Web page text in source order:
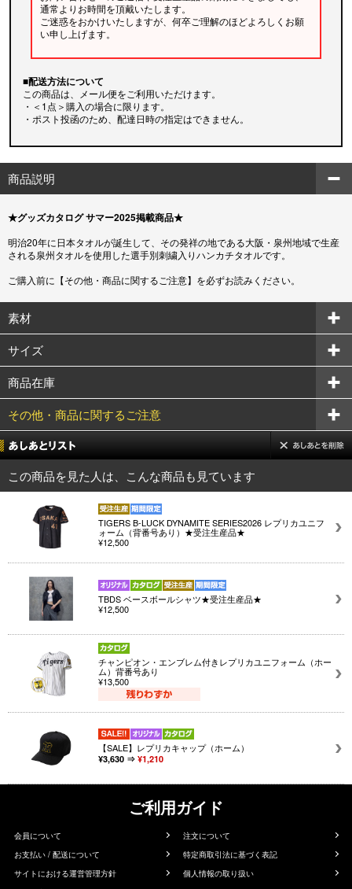
通常よりお時間を頂戴いたします。
ご迷惑をおかけいたしますが、何卒ご理解のほどよろしくお願
い申し上げます。
■配送方法について
この商品は、メール便をご利用いただけます。
・＜1点＞購入の場合に限ります。
・ポスト投函のため、配達日時の指定はできません。
商品説明
★グッズカタログ サマー2025掲載商品★
明治20年に日本タオルが誕生して、その発祥の地である大阪・泉州地域で生産
される泉州タオルを使用した選手別刺繍入りハンカチタオルです。
ご購入前に【その他・商品に関するご注意】を必ずお読みください。
素材
サイズ
商品在庫
その他・商品に関するご注意
この商品を見た人は、こんな商品も見ています
TIGERS B-LUCK DYNAMITE SERIES2026 レプリカユニフ
ォーム（背番号あり）★受注生産品★
¥12,500
TBDS ベースボールシャツ★受注生産品★
¥12,500
チャンピオン・エンブレム付きレプリカユニフォーム（ホー
ム）背番号あり
¥13,500
【SALE】レプリカキャップ（ホーム）
¥3,630 ⇒ ¥1,210
ご利用ガイド
会員について
注文について
お支払い / 配送について
特定商取引法に基づく表記
サイトにおける運営管理方針
個人情報の取り扱い